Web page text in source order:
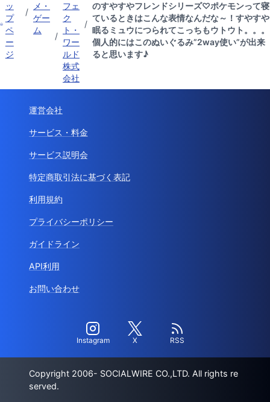
ッ
プ
ペ
ー
ジ
/
メ・
ゲー
ム
/
フェ
ク
ト・
ワー
ルド
株式
会社
/
のすやすやフレンドシリーズ♡ポケモンって寝
ているときはこんな表情なんだな～！すやすや
眠るミュウにつられてこっちもウトウト。。。
個人的にはこのぬいぐるみ”2way使い”が出来
ると思います♪
運営会社
サービス・料金
サービス説明会
特定商取引法に基づく表記
利用規約
プライバシーポリシー
ガイドライン
API利用
お問い合わせ
Instagram X RSS
Copyright 2006- SOCIALWIRE CO.,LTD. All rights re
served.